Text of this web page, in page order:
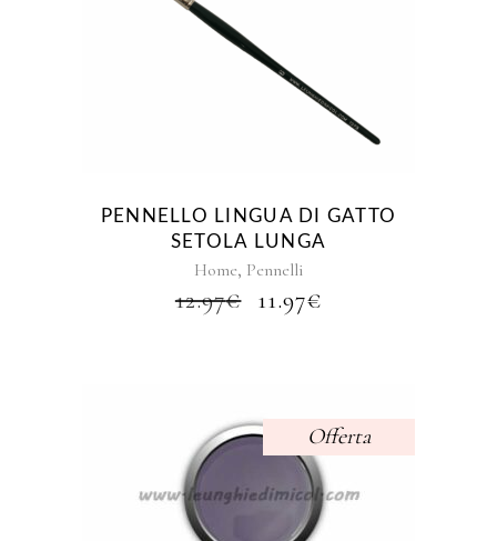
PENNELLO LINGUA DI GATTO
SETOLA LUNGA
Home, Pennelli
12.97€ IL
PREZZO
11.97€
Offerta
Questo
prodotto